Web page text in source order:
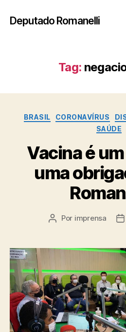
Deputado Romanelli
Tag:
BRASIL CORONAVÍRUS
SAÚDE
Vacina é
uma
Autor
Por imprensa